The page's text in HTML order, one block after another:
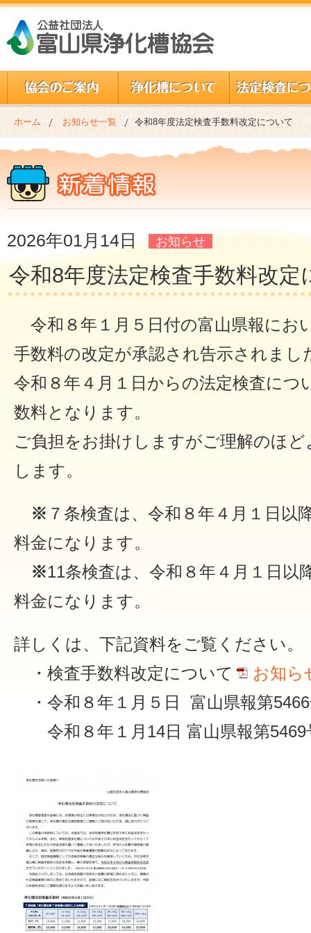
ホーム お知らせ一覧 令和8年度法定検査手数料改定について
2026年01月14日 お知らせ
令和8年度法定検査手数料改定
令和８年１月５日付の富山県報にお
手数料の改定が承認され告示されまし
令和８年４月１日からの法定検査につ
数料となります。
ご負担をお掛けしますがご理解のほ
します。
※ ７条検査は、令和８年４月１日以
料金になります。
※11条検査は、令和８年４月１日以
料金になります。
詳しくは、下記資料をご覧ください。
・検査手数料改定について
お知ら
・令和８年１月５日 富山県報第
令和８年１月14日 富山県報第